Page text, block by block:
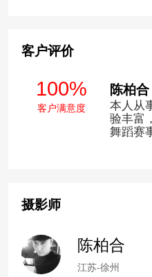
客户评价
100%
客户满意度
陈柏合
本人从
验丰富
舞蹈赛
摄影师
陈柏合
江苏-徐州